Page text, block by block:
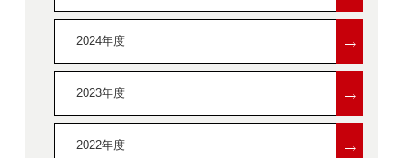
2024年度 →
2023年度 →
2022年度 →